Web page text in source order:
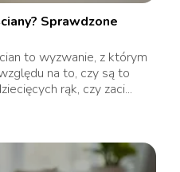
Sprawdzone
to wyzwanie, z którym
na to, czy są to
rąk, czy zaci...